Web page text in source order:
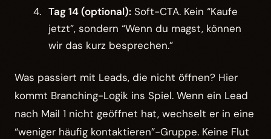
Tag 14 (optional): Soft-CTA. Kein “Kaufe
jetzt”, sondern “Wenn du magst, können
wir das kurz besprechen.”
Was passiert mit Leads, die nicht öffnen? Hier
kommt Branching-Logik ins Spiel. Wenn ein Lead
nach Mail 1 nicht geöffnet hat, wechselt er in eine
“weniger häufig kontaktieren”-Gruppe. Keine Flut